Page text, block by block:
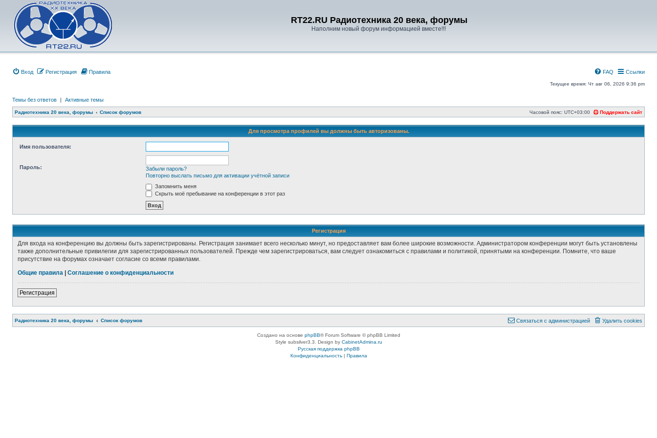
RT22.RU Радиотехника 20 века, форумы
Наполним новый форум информацией вместе!!!
Вход Регистрация Ссылки
FAQ
Правила
Текущее время: Чт авг 06, 2026 9:36 pm
Темы без ответов | Активные темы
Радиотехника 20 века, форумы Список форумов Поддержать сайт
Часовой пояс: UTC+03:00
Для просмотра профилей вы должны быть авторизованы.
Имя пользователя:
Пароль:
Забыли пароль?
Повторно выслать письмо для активации учётной записи
Запомнить меня
Скрыть моё пребывание на конференции в этот раз
Регистрация
Для входа на конференцию вы должны быть зарегистрированы. Регистрация занимает всего несколько минут, но предоставляет вам более широкие возможности. Администратором конференции могут быть установлены
также дополнительные привилегии для зарегистрированных пользователей. Прежде чем зарегистрироваться, вам следует ознакомиться с правилами и политикой, принятыми на конференции. Помните, что ваше
присутствие на форумах означает согласие со всеми правилами.
Общие правила
Соглашение о конфиденциальности
Регистрация
Радиотехника 20 века, форумы Список форумов Удалить cookies
Связаться с администрацией
Создано на основе phpBB® Forum Software © phpBB Limited
Style subsilver3.3. Design by CabinetAdmina.ru
Русская поддержка phpBB
Конфиденциальность| Правила